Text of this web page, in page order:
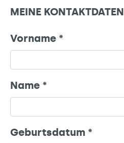
MEINE KONTAKTDATEN
Vorname *
Name *
Geburtsdatum *